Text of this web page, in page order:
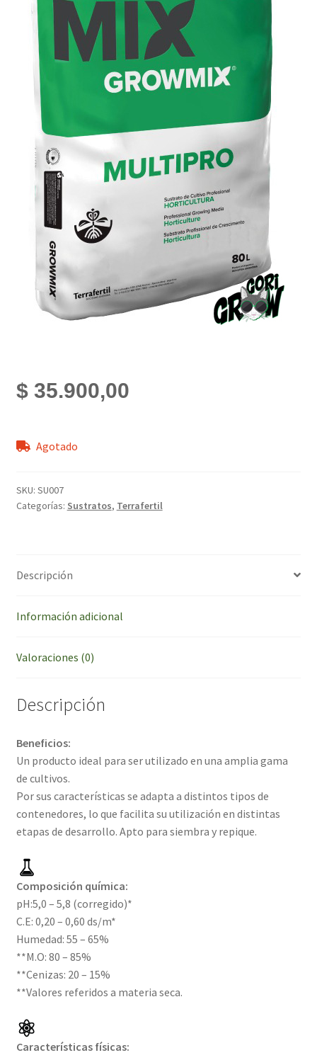
$35.900,00
Agotado
SKU: SU007
Categorías: Sustratos, Terrafertil
Descripción
Información adicional
Valoraciones (0)
Descripción
Beneficios:
Un producto ideal para ser utilizado en una amplia gama
de cultivos.
Por sus características se adapta a distintos tipos de
contenedores, lo que facilita su utilización en distintas
etapas de desarrollo. Apto para siembra y repique.
Composición química:
pH:5,0 – 5,8 (corregido)*
C.E: 0,20 – 0,60 ds/m*
Humedad: 55 – 65%
**M.O: 80 – 85%
**Cenizas: 20 – 15%
**Valores referidos a materia seca.
Características físicas: